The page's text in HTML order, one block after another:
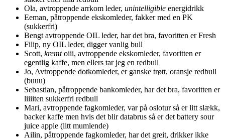
Ola, avtroppende arrkom leder, unintelligible energidrikk
Eeman, påtroppende ekskomleder, fakker med en PK
(sukkerfri)
Bengt avtroppende OIL leder, har det bra, favoritten er Fresh
Filip, ny OIL leder, digger vanlig bull
Scott, kremtoiii, avtroppende ekskomleder, favoritten er
egentlig kaffe, men ellers tar jeg en redbull
Jo, Avtroppende dotkomleder, er ganske trøtt, oransje redbull
(buuu)
Sebastian, påtroppende bankomleder, har det bra, favoritten er
liiiiten sukkerfri redbull
Mari, avtroppende fagkomleder, var på oslotur så er litt slækk,
backer kaffe men hvis det blir databrus så er det battery sour
juice apple (litt mumlende)
Ailin, påtroppende fagkomleder, har det greit, drikker ikke